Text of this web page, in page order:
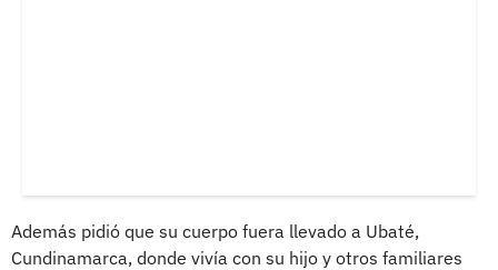
Además pidió que su cuerpo fuera llevado a Ubaté,
Cundinamarca, donde vivía con su hijo y otros familiares